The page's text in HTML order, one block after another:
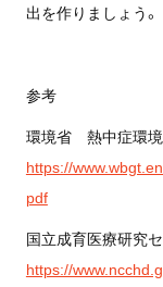
出を作りましょう。
参考
環境省 熱中症環
https://
pdf
国立成育医療研究
https://